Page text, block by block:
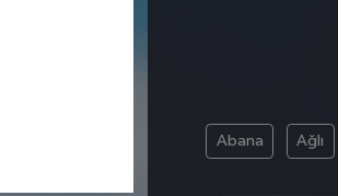
Abana Ağlı